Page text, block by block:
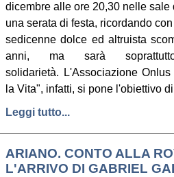
dicembre alle ore 20,30 nelle sale
una serata di festa, ricordando
sedicenne dolce ed altruista
anni, ma sarà
solidarietà. L'Associazione
la Vita", infatti, si pone l'obiettivo
Leggi tutto...
ARIANO. CONTO ALLA
L'ARRIVO DI GABRIEL